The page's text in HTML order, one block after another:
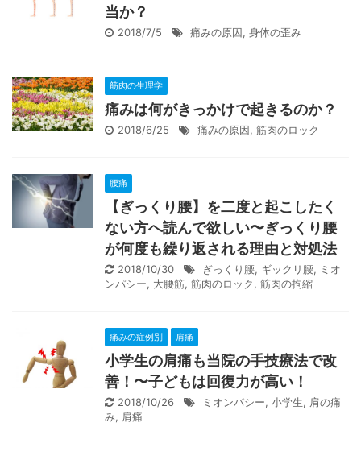
当か？
2018/7/5 痛みの原因, 身体の歪み
筋肉の生理学
痛みは何がきっかけで起きるのか？
2018/6/25 痛みの原因, 筋肉のロック
腰痛
【ぎっくり腰】を二度と起こしたく
ない方へ読んで欲しい〜ぎっくり腰
が何度も繰り返される理由と対処法
2018/10/30 ぎっくり腰, ギックリ腰, ミオ
ンパシー, 大腰筋, 筋肉のロック, 筋肉の拘縮
痛みの症例別 肩痛
小学生の肩痛も当院の手技療法で改
善！〜子どもは回復力が高い！
2018/10/26 ミオンパシー, 小学生, 肩の痛
み, 肩痛